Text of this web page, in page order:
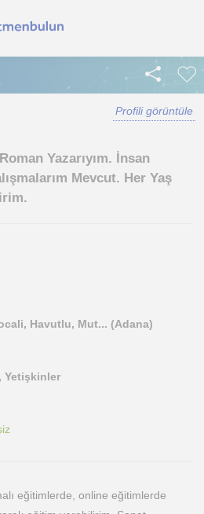
Profili görüntüle
Yazarıyım. İnsan
Mevcut. Her Yaş
Havutlu, Mut... (Adana)
Yetişkinler
eğitimlerde, online eğitimlerde